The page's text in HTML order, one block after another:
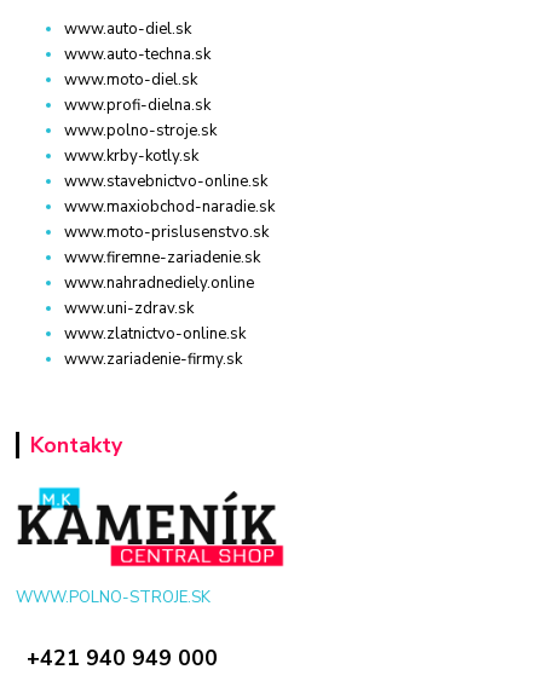
www.auto-diel.sk
www.auto-techna.sk
www.moto-diel.sk
www.profi-dielna.sk
www.polno-stroje.sk
www.krby-kotly.sk
www.stavebnictvo-online.sk
www.maxiobchod-naradie.sk
www.moto-prislusenstvo.sk
www.firemne-zariadenie.sk
www.nahradnediely.online
www.uni-zdrav.sk
www.zlatnictvo-online.sk
www.zariadenie-firmy.sk
Kontakty
WWW.POLNO-STROJE.SK
+421 940 949 000